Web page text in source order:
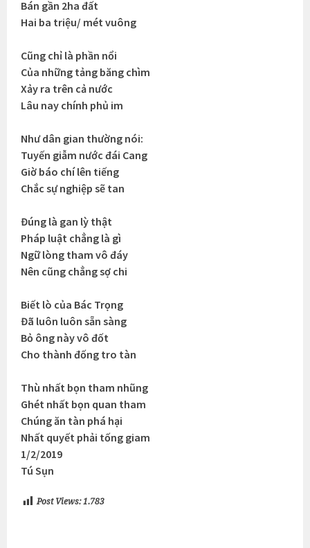
Bán gần 2ha đất
Hai ba triệu/ mét vuông
Cũng chỉ là phần nổi
Của những tảng băng chìm
Xảy ra trên cả nước
Lâu nay chính phủ im
Như dân gian thường nói:
Tuyến giẫm nước đái Cang
Giờ báo chí lên tiếng
Chắc sự nghiệp sẽ tan
Đúng là gan lỳ thật
Pháp luật chẳng là gì
Ngữ lòng tham vô đáy
Nên cũng chẳng sợ chi
Biết lò của Bác Trọng
Đã luôn luôn sẵn sàng
Bỏ ông này vô đốt
Cho thành đống tro tàn
Thù nhất bọn tham nhũng
Ghét nhất bọn quan tham
Chúng ăn tàn phá hại
Nhất quyết phải tống giam
1/2/2019
Tú Sụn
Post Views: 1.783